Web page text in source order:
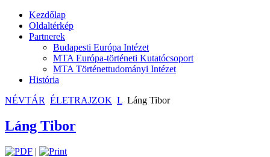
Kezdőlap
Oldaltérkép
Partnerek
Budapesti Európa Intézet
MTA Európa-történeti Kutatócsoport
MTA Történettudományi Intézet
História
NÉVTÁR ÉLETRAJZOK L Láng Tibor
Láng Tibor
|